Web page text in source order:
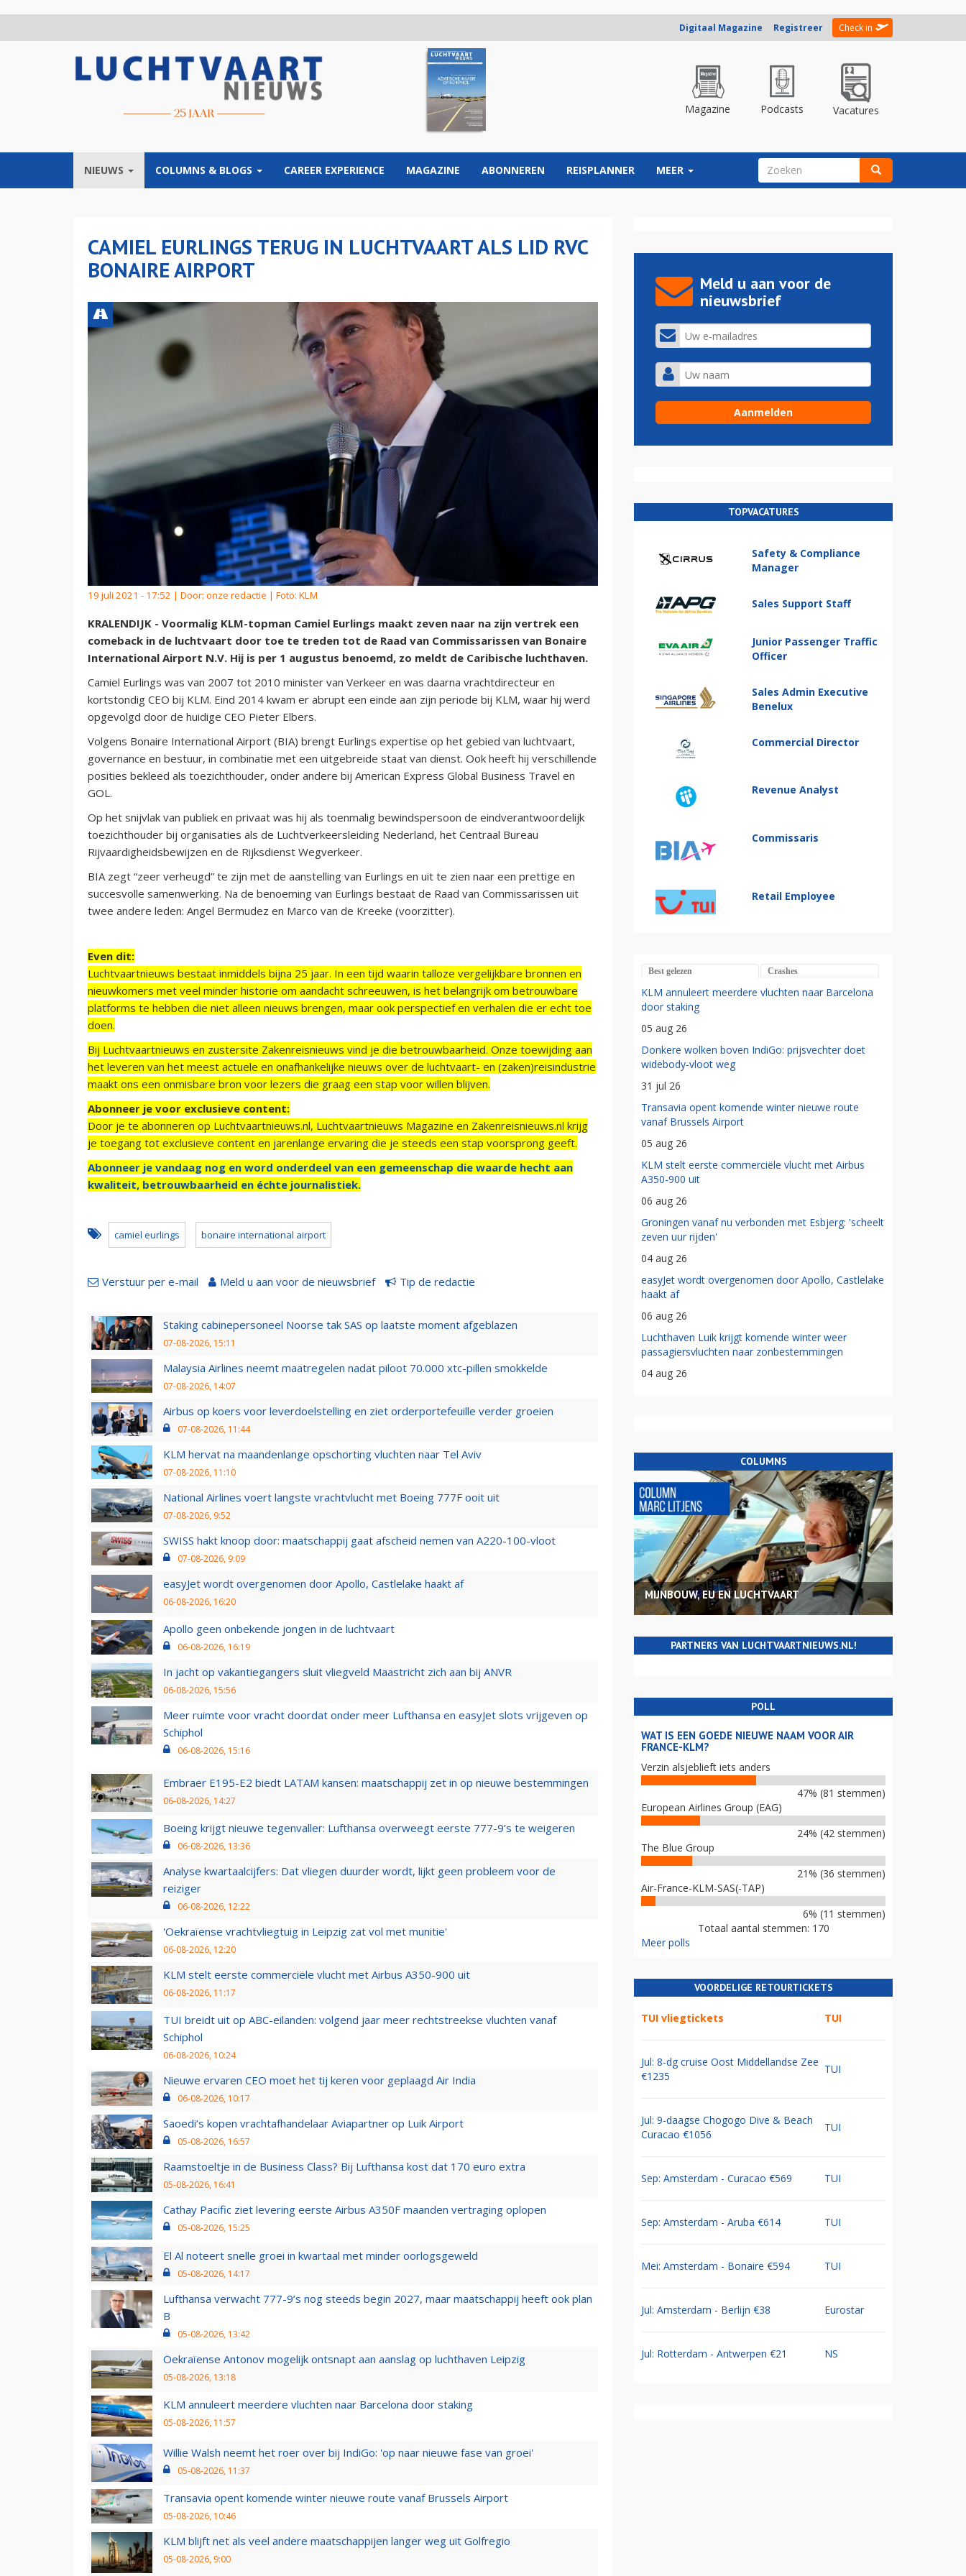
Digitaal Magazine Registreer Check in
Magazine Podcasts Vacatures
NIEUWS COLUMNS & BLOGS CAREER EXPERIENCE MAGAZINE ABONNEREN REISPLANNER MEER ZOEKVELD
CAMIEL EURLINGS TERUG IN LUCHTVAART ALS LID RVC
BONAIRE AIRPORT
19 juli 2021 - 17:52 | Door: onze redactie | Foto: KLM
KRALENDIJK - Voormalig KLM-topman Camiel Eurlings maakt zeven naar na zijn vertrek een
comeback in de luchtvaart door toe te treden tot de Raad van Commissarissen van Bonaire
International Airport N.V. Hij is per 1 augustus benoemd, zo meldt de Caribische luchthaven.
Camiel Eurlings was van 2007 tot 2010 minister van Verkeer en was daarna vrachtdirecteur en
kortstondig CEO bij KLM. Eind 2014 kwam er abrupt een einde aan zijn periode bij KLM, waar hij werd
opgevolgd door de huidige CEO Pieter Elbers.
Volgens Bonaire International Airport (BIA) brengt Eurlings expertise op het gebied van luchtvaart,
governance en bestuur, in combinatie met een uitgebreide staat van dienst. Ook heeft hij verschillende
posities bekleed als toezichthouder, onder andere bij American Express Global Business Travel en
GOL.
Op het snijvlak van publiek en privaat was hij als toenmalig bewindspersoon de eindverantwoordelijk
toezichthouder bij organisaties als de Luchtverkeersleiding Nederland, het Centraal Bureau
Rijvaardigheidsbewijzen en de Rijksdienst Wegverkeer.
BIA zegt “zeer verheugd” te zijn met de aanstelling van Eurlings en uit te zien naar een prettige en
succesvolle samenwerking. Na de benoeming van Eurlings bestaat de Raad van Commissarissen uit
twee andere leden: Angel Bermudez en Marco van de Kreeke (voorzitter).
Even dit:
Luchtvaartnieuws bestaat inmiddels bijna 25 jaar. In een tijd waarin talloze vergelijkbare bronnen en
nieuwkomers met veel minder historie om aandacht schreeuwen, is het belangrijk om betrouwbare
platforms te hebben die niet alleen nieuws brengen, maar ook perspectief en verhalen die er echt toe
doen.
Bij Luchtvaartnieuws en zustersite Zakenreisnieuws vind je die betrouwbaarheid. Onze toewijding aan
het leveren van het meest actuele en onafhankelijke nieuws over de luchtvaart- en (zaken)reisindustrie
maakt ons een onmisbare bron voor lezers die graag een stap voor willen blijven.
Abonneer je voor exclusieve content:
Door je te abonneren op Luchtvaartnieuws.nl, Luchtvaartnieuws Magazine en Zakenreisnieuws.nl krijg
je toegang tot exclusieve content en jarenlange ervaring die je steeds een stap voorsprong geeft.
Abonneer je vandaag nog en word onderdeel van een gemeenschap die waarde hecht aan
kwaliteit, betrouwbaarheid en échte journalistiek.
camiel eurlings bonaire international airport
Verstuur per e-mail Meld u aan voor de nieuwsbrief Tip de redactie
Staking cabinepersoneel Noorse tak SAS op laatste moment afgeblazen
07-08-2026, 15:11
Malaysia Airlines neemt maatregelen nadat piloot 70.000 xtc-pillen smokkelde
07-08-2026, 14:07
Airbus op koers voor leverdoelstelling en ziet orderportefeuille verder groeien
07-08-2026, 11:44
KLM hervat na maandenlange opschorting vluchten naar Tel Aviv
07-08-2026, 11:10
National Airlines voert langste vrachtvlucht met Boeing 777F ooit uit
07-08-2026, 9:52
SWISS hakt knoop door: maatschappij gaat afscheid nemen van A220-100-vloot
07-08-2026, 9:09
easyJet wordt overgenomen door Apollo, Castlelake haakt af
06-08-2026, 16:20
Apollo geen onbekende jongen in de luchtvaart
06-08-2026, 16:19
In jacht op vakantiegangers sluit vliegveld Maastricht zich aan bij ANVR
06-08-2026, 15:56
Meer ruimte voor vracht doordat onder meer Lufthansa en easyJet slots vrijgeven op
Schiphol
06-08-2026, 15:16
Embraer E195-E2 biedt LATAM kansen: maatschappij zet in op nieuwe bestemmingen
06-08-2026, 14:27
Boeing krijgt nieuwe tegenvaller: Lufthansa overweegt eerste 777-9’s te weigeren
06-08-2026, 13:36
Analyse kwartaalcijfers: Dat vliegen duurder wordt, lijkt geen probleem voor de
reiziger
06-08-2026, 12:22
'Oekraïense vrachtvliegtuig in Leipzig zat vol met munitie'
06-08-2026, 12:20
KLM stelt eerste commerciële vlucht met Airbus A350-900 uit
06-08-2026, 11:17
TUI breidt uit op ABC-eilanden: volgend jaar meer rechtstreekse vluchten vanaf
Schiphol
06-08-2026, 10:24
Nieuwe ervaren CEO moet het tij keren voor geplaagd Air India
06-08-2026, 10:17
Saoedi’s kopen vrachtafhandelaar Aviapartner op Luik Airport
05-08-2026, 16:57
Raamstoeltje in de Business Class? Bij Lufthansa kost dat 170 euro extra
05-08-2026, 16:41
Cathay Pacific ziet levering eerste Airbus A350F maanden vertraging oplopen
05-08-2026, 15:25
El Al noteert snelle groei in kwartaal met minder oorlogsgeweld
05-08-2026, 14:17
Lufthansa verwacht 777-9’s nog steeds begin 2027, maar maatschappij heeft ook plan
B
05-08-2026, 13:42
Oekraïense Antonov mogelijk ontsnapt aan aanslag op luchthaven Leipzig
05-08-2026, 13:18
KLM annuleert meerdere vluchten naar Barcelona door staking
05-08-2026, 11:57
Willie Walsh neemt het roer over bij IndiGo: 'op naar nieuwe fase van groei'
05-08-2026, 11:37
Transavia opent komende winter nieuwe route vanaf Brussels Airport
05-08-2026, 10:46
KLM blijft net als veel andere maatschappijen langer weg uit Golfregio
05-08-2026, 9:00
Meld u aan voor de
nieuwsbrief
TOPVACATURES
Safety & Compliance
Manager
Sales Support Staff
Junior Passenger Traffic
Officer
Sales Admin Executive
Benelux
Commercial Director
Revenue Analyst
Commissaris
Retail Employee
Best gelezen Crashes
KLM annuleert meerdere vluchten naar Barcelona
door staking
05 aug 26
Donkere wolken boven IndiGo: prijsvechter doet
widebody-vloot weg
31 jul 26
Transavia opent komende winter nieuwe route
vanaf Brussels Airport
05 aug 26
KLM stelt eerste commerciële vlucht met Airbus
A350-900 uit
06 aug 26
Groningen vanaf nu verbonden met Esbjerg: 'scheelt
zeven uur rijden'
04 aug 26
easyJet wordt overgenomen door Apollo, Castlelake
haakt af
06 aug 26
Luchthaven Luik krijgt komende winter weer
passagiersvluchten naar zonbestemmingen
04 aug 26
COLUMNS
MIJNBOUW, EU EN LUCHTVAART
PARTNERS VAN LUCHTVAARTNIEUWS.NL!
POLL
WAT IS EEN GOEDE NIEUWE NAAM VOOR AIR
FRANCE-KLM?
Verzin alsjeblieft iets anders
47% (81 stemmen)
European Airlines Group (EAG)
24% (42 stemmen)
The Blue Group
21% (36 stemmen)
Air-France-KLM-SAS(-TAP)
6% (11 stemmen)
Totaal aantal stemmen: 170
Meer polls
VOORDELIGE RETOURTICKETS
TUI vliegtickets TUI
Jul: 8-dg cruise Oost Middellandse Zee
€1235
TUI
Jul: 9-daagse Chogogo Dive & Beach
Curacao €1056
TUI
Sep: Amsterdam - Curacao €569 TUI
Sep: Amsterdam - Aruba €614 TUI
Mei: Amsterdam - Bonaire €594 TUI
Jul: Amsterdam - Berlijn €38 Eurostar
Jul: Rotterdam - Antwerpen €21 NS